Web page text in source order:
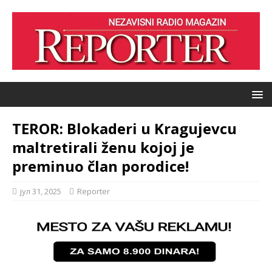
TEROR: Blokaderi u Kragujevcu
maltretirali ženu kojoj je
preminuo član porodice!
јул 31, 2025 Reporter